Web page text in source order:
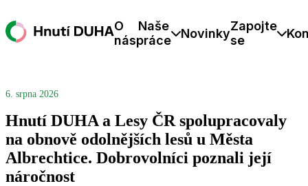
O
nás
Naše
práce
NovinkyZapojte
se
6. srpna 2026
Hnutí DUHA a Lesy ČR spolupracovaly
na obnově odolnějších lesů u Města
Albrechtice. Dobrovolníci poznali její
náročnost